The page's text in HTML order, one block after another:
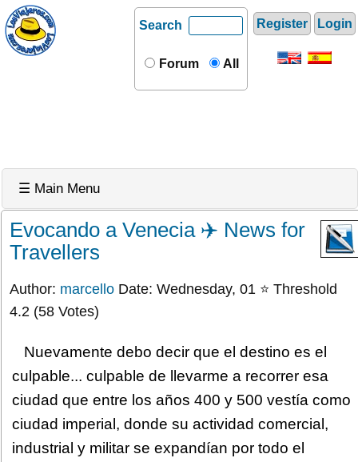
Register Login
Search
Forum All
☰ Main Menu
Evocando a Venecia ✈️ News for
Travellers
Author: marcello Date: Wednesday, 01 ⭐ Threshold
4.2 (58 Votes)
Nuevamente debo decir que el destino es el
culpable... culpable de llevarme a recorrer esa
ciudad que entre los años 400 y 500 vestía como
ciudad imperial, donde su actividad comercial,
industrial y militar se expandían por todo el